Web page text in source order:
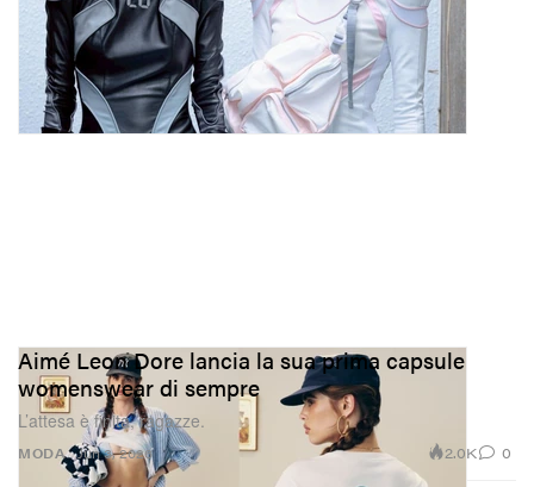
MODA
Aimé Leon Dore lancia la sua prima capsule
womenswear di sempre
L’attesa è finita, ragazze.
Jun 3, 2026 2.0K 0